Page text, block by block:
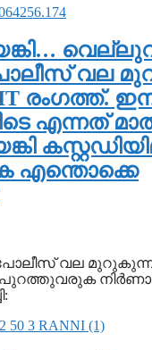
വല
രംഗത്ത്.
എന്നത്
എന്തൊക്കെ
പോലീസ് വല
പുറത്തുവരുക